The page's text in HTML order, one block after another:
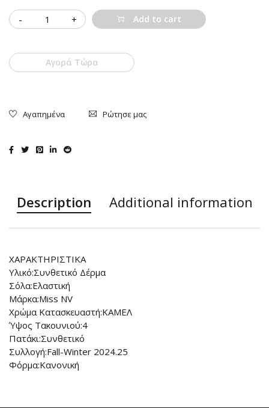
Add to cart
Αγορά Τώρα
Ρώτησε μας
Description Additional information
ΧΑΡΑΚΤΗΡΙΣΤΙΚΑ
Υλικό:Συνθετικό Δέρμα
Σόλα:Ελαστική
Μάρκα:Miss NV
Χρώμα Κατασκευαστή:ΚΑΜΕΛ
Ύψος Τακουνιού:4
Πατάκι:Συνθετικό
Συλλογή:Fall-Winter 2024.25
Φόρμα:Κανονική